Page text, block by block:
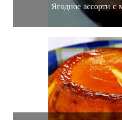
Ягодное ассорти с